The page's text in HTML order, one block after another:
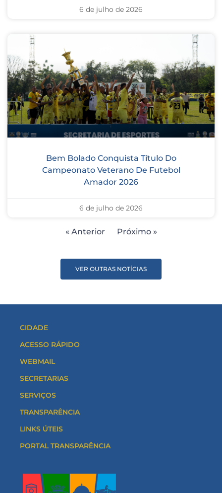
6 de julho de 2026
Bem Bolado Conquista Título Do
Campeonato Veterano De Futebol
Amador 2026
6 de julho de 2026
« Anterior Próximo »
VER OUTRAS NOTÍCIAS
CIDADE
ACESSO RÁPIDO
WEBMAIL
SECRETARIAS
SERVIÇOS
TRANSPARÊNCIA
LINKS ÚTEIS
PORTAL TRANSPARÊNCIA